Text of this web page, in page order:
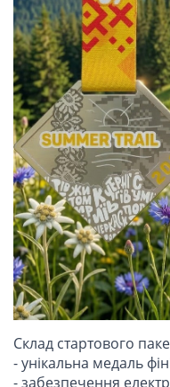
Склад стартового
- унікальна медаль
- забезпечення